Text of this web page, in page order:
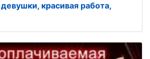
красивая работа,